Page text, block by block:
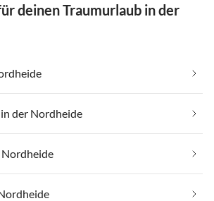
deinen Traumurlaub in der
der Nordheide